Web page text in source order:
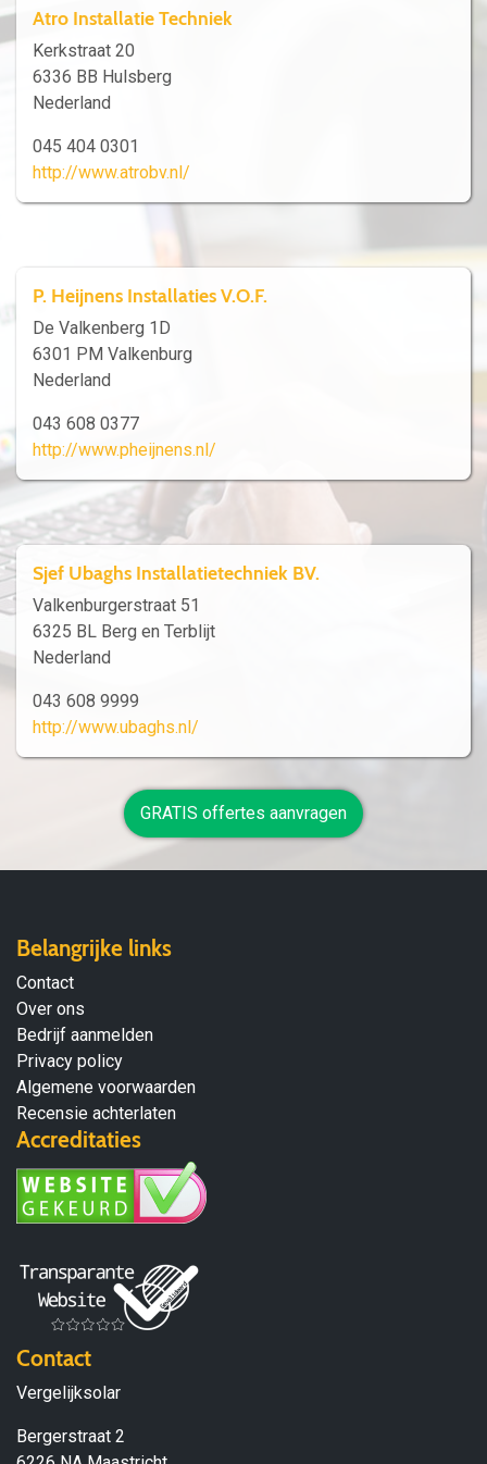
Atro Installatie Techniek
Kerkstraat 20
6336 BB Hulsberg
Nederland
045 404 0301
http://www.atrobv.nl/
P. Heijnens Installaties V.O.F.
De Valkenberg 1D
6301 PM Valkenburg
Nederland
043 608 0377
http://www.pheijnens.nl/
Sjef Ubaghs Installatietechniek BV.
Valkenburgerstraat 51
6325 BL Berg en Terblijt
Nederland
043 608 9999
http://www.ubaghs.nl/
GRATIS offertes aanvragen
Belangrijke links
Contact
Over ons
Bedrijf aanmelden
Privacy policy
Algemene voorwaarden
Recensie achterlaten
Accreditaties
Contact
Vergelijksolar
Bergerstraat 2